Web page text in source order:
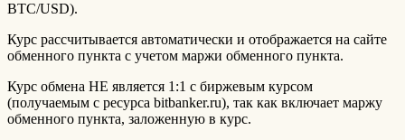
BTC/USD).
Курс рассчитывается автоматически и отображается на сайте
обменного пункта с учетом маржи обменного пункта.
Курс обмена НЕ является 1:1 с биржевым курсом
(получаемым с ресурса bitbanker.ru), так как включает маржу
обменного пункта, заложенную в курс.